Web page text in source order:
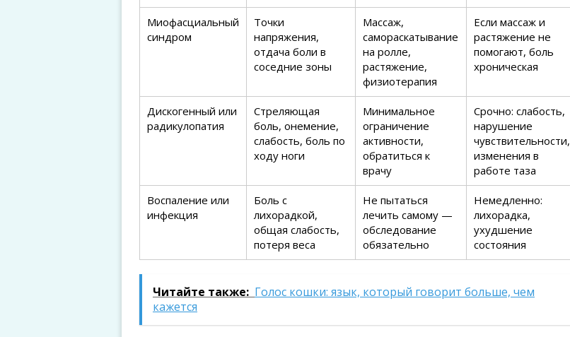
Миофасциальный
синдром
Точки
напряжения,
отдача боли в
соседние зоны
Массаж,
самораскатывание
на ролле,
растяжение,
физиотерапия
Если массаж и
растяжение не
помогают, боль
хроническая
Дискогенный или
радикулопатия
Стреляющая
боль, онемение,
слабость, боль по
ходу ноги
Минимальное
ограничение
активности,
обратиться к
врачу
Срочно: слабость,
нарушение
чувствительности,
изменения в
работе таза
Воспаление или
инфекция
Боль с
лихорадкой,
общая слабость,
потеря веса
Не пытаться
лечить самому —
обследование
обязательно
Немедленно:
лихорадка,
ухудшение
состояния
Читайте также: Голос кошки: язык, который говорит больше, чем
кажется